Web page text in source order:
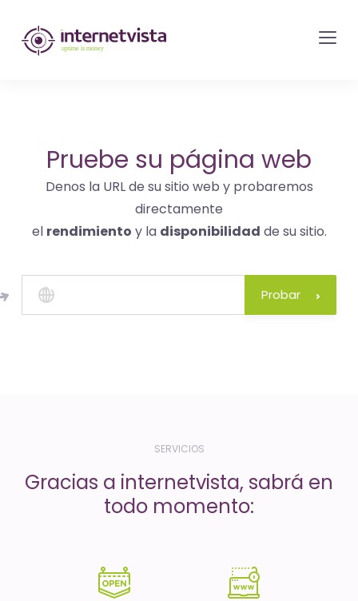
Monitorización
de
del
sitio
web
los
servicios
de
oro
Pruebe su página web
Denos la URL de su sitio web y probaremos
directamente
el rendimiento y la disponibilidad de su sitio.
Probar
SERVICIOS
Gracias a internetvista, sabrá en
todo momento: